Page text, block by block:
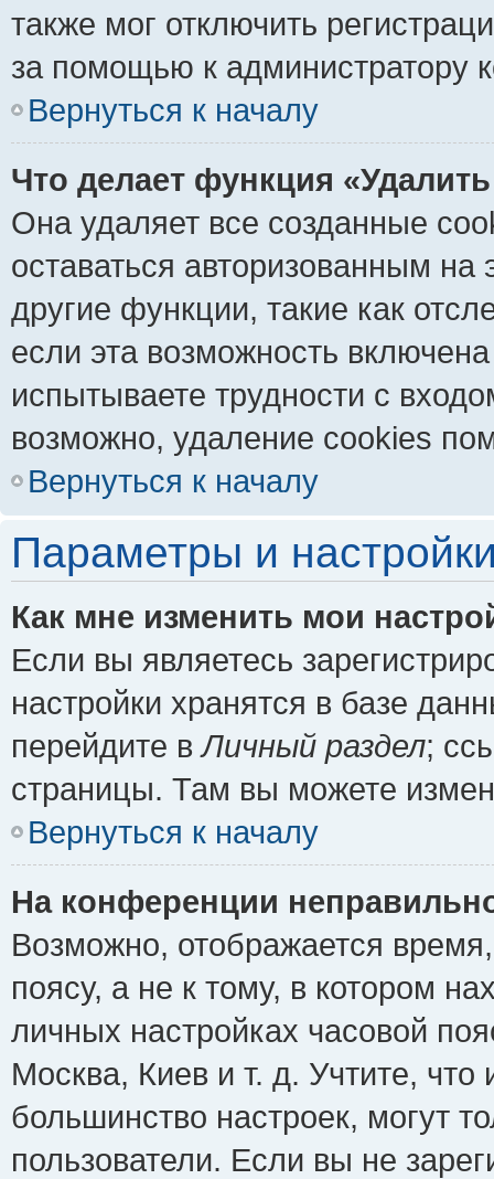
также мог отключить
за помощью к администратору
Вернуться к началу
Что делает функция
Она удаляет все созданные
оставаться авторизованным
другие функции, такие как
если эта возможность
испытываете трудности с
возможно, удаление cookies
Вернуться к началу
Параметры и
Как мне изменить мои
Если вы являетесь
настройки хранятся в базе
перейдите вЛичный раздел;
страницы. Там вы можете
Вернуться к началу
На конференции
Возможно, отображается
поясу, а не к тому, в котором
личных настройках часовой
Москва, Киев и т. д. Учтите, что
большинство настроек, могут
пользователи. Если вы не